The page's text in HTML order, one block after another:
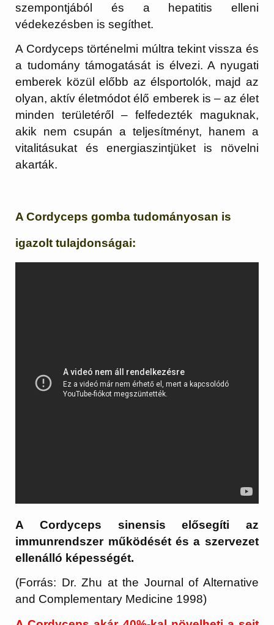
szempontjából és a hepatitis elleni
védekezésben is segíthet.
A Cordyceps történelmi múltra tekint vissza és
a tudomány támogatását is élvezi. A nyugati
emberek közül előbb az élsportolók, majd az
olyan, aktív életmódot élő emberek is – az élet
minden területéről – felfedezték maguknak,
akik nem csupán a teljesítményt, hanem a
vitalitásukat és energiaszintjüket is növelni
akarták.
A Cordyceps gomba tudományosan is
igazolt tulajdonságai:
A Cordyceps sinensis elősegíti az
immunrendszer működését és a szervezet
ellenálló képességét.
(Forrás: Dr. Zhu at the Journal of Alternative
and Complementary Medicine 1998)